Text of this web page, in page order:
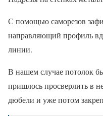
С помощью саморезов
направляющий профиль
линии.
В нашем случае потолок
пришлось просверлить в
дюбели и уже потом